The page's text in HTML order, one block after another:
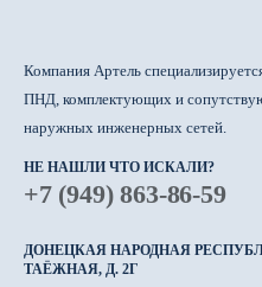
Компания Артель
ПНД, комплектующих и
наружных инженерных сетей.
НЕ НАШЛИ ЧТО ИСКАЛИ?
+7 (949) 863-86-59
ДОНЕЦКАЯ НАРОДНАЯ
ТАЁЖНАЯ, Д. 2Г